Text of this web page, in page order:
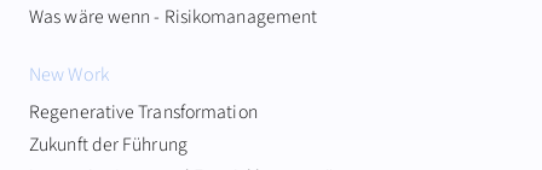
Was wäre wenn - Risikomanagement
New Work
Regenerative Transformation
Zukunft der Führung